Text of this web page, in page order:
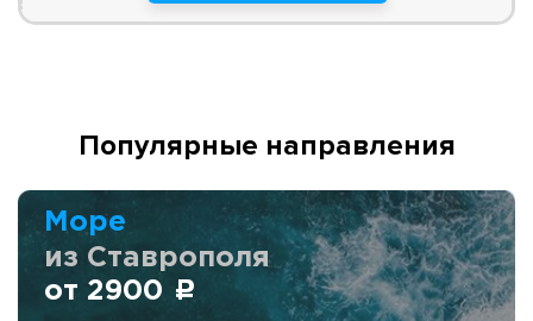
Популярные направления
Море
из Ставрополя
от 2900 c